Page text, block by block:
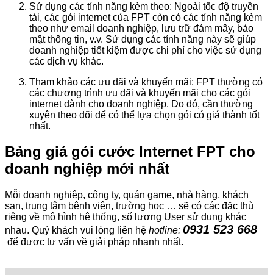
Sử dụng các tính năng kèm theo: Ngoài tốc độ truyền
tải, các gói internet của FPT còn có các tính năng kèm
theo như email doanh nghiệp, lưu trữ đám mây, bảo
mật thông tin, v.v. Sử dụng các tính năng này sẽ giúp
doanh nghiệp tiết kiệm được chi phí cho việc sử dụng
các dịch vụ khác.
Tham khảo các ưu đãi và khuyến mãi: FPT thường có
các chương trình ưu đãi và khuyến mãi cho các gói
internet dành cho doanh nghiệp. Do đó, cần thường
xuyên theo dõi để có thể lựa chọn gói có giá thành tốt
nhất.
Bảng giá gói cước Internet FPT cho
doanh nghiệp mới nhất
Mỗi doanh nghiệp, công ty, quán game, nhà hàng, khách
sạn, trung tâm bệnh viên, trường học … sẽ có các đặc thù
riêng về mô hình hệ thống, số lượng User sử dụng khác
nhau. Quý khách vui lòng liên hệ hotline: 0931 523 668
để được tư vấn về giải pháp nhanh nhất.